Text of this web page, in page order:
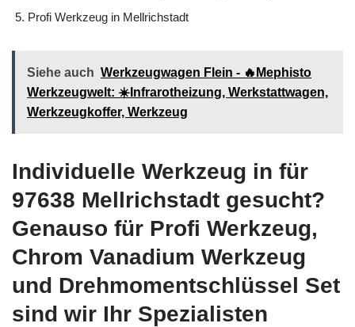
Profi Werkzeug in Mellrichstadt
Siehe auch Werkzeugwagen Flein - 🔥Mephisto
Werkzeugwelt: ☀️Infrarotheizung, Werkstattwagen,
Werkzeugkoffer, Werkzeug
Individuelle Werkzeug in für
97638 Mellrichstadt gesucht?
Genauso für Profi Werkzeug,
Chrom Vanadium Werkzeug
und Drehmomentschlüssel Set
sind wir Ihr Spezialisten